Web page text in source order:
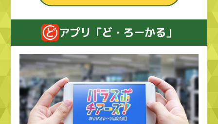
アプリ「ど・ろーかる」